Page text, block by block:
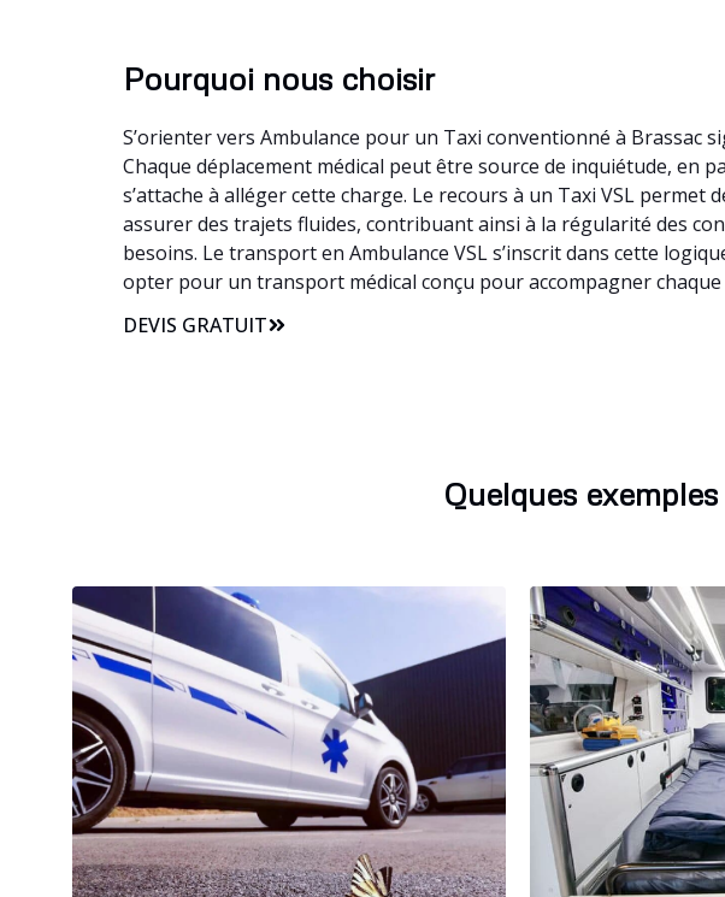
Pourquoi nous choisir
S’orienter vers Ambulance pour un Taxi conventionné à Brassac
Chaque déplacement médical peut être source de inquiétude, en
s’attache à alléger cette charge. Le recours à un Taxi VSL permet
assurer des trajets fluides, contribuant ainsi à la régularité des
besoins. Le transport en Ambulance VSL s’inscrit dans cette
opter pour un transport médical conçu pour accompagner
DEVIS GRATUIT
Quelques